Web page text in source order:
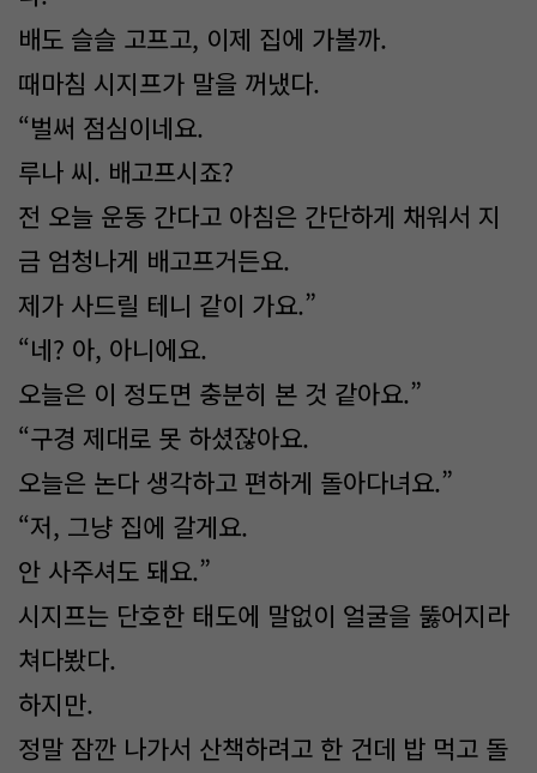
배도 슬슬 고프고, 이제 집에 가볼까.
때마침 시지프가 말을 꺼냈다.
“벌써 점심이네요.
루나 씨. 배고프시죠?
전 오늘 운동 간다고 아침은 간단하게 채워서 지
금 엄청나게 배고프거든요.
제가 사드릴 테니 같이 가요.”
“네? 아, 아니에요.
오늘은 이 정도면 충분히 본 것 같아요.”
“구경 제대로 못 하셨잖아요.
오늘은 논다 생각하고 편하게 돌아다녀요.”
“저, 그냥 집에 갈게요.
안 사주셔도 돼요.”
시지프는 단호한 태도에 말없이 얼굴을 뚫어지라
쳐다봤다.
하지만.
정말 잠깐 나가서 산책하려고 한 건데 밥 먹고 돌